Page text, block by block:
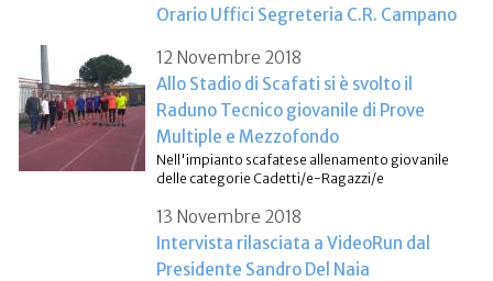
Orario Uffici Segreteria C.R. Campano
12 Novembre 2018
Allo Stadio di Scafati si è svolto il
Raduno Tecnico giovanile di Prove
Multiple e Mezzofondo
Nell'impianto scafatese allenamento giovanile
delle categorie Cadetti/e-Ragazzi/e
13 Novembre 2018
Intervista rilasciata a VideoRun dal
Presidente Sandro Del Naia